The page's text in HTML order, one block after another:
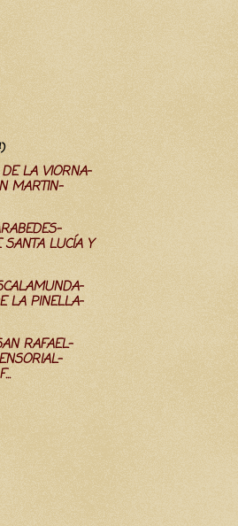
LA VIORNA-
MARTIN-
LUCÍA Y
LA PINELLA-
RAFAEL-